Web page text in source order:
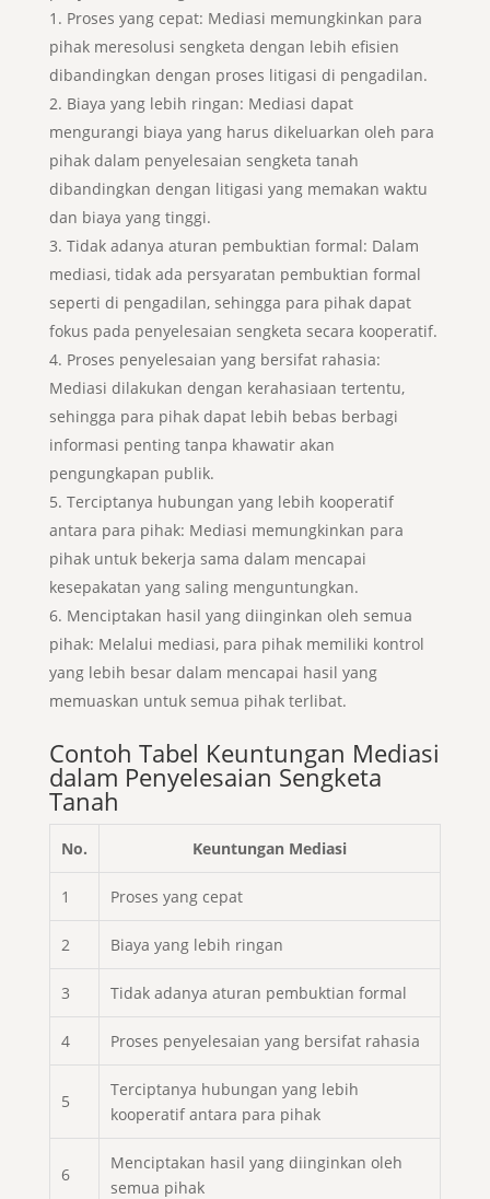
Proses yang cepat: Mediasi memungkinkan para
pihak meresolusi sengketa dengan lebih efisien
dibandingkan dengan proses litigasi di pengadilan.
Biaya yang lebih ringan: Mediasi dapat
mengurangi biaya yang harus dikeluarkan oleh para
pihak dalam penyelesaian sengketa tanah
dibandingkan dengan litigasi yang memakan waktu
dan biaya yang tinggi.
Tidak adanya aturan pembuktian formal: Dalam
mediasi, tidak ada persyaratan pembuktian formal
seperti di pengadilan, sehingga para pihak dapat
fokus pada penyelesaian sengketa secara kooperatif.
Proses penyelesaian yang bersifat rahasia:
Mediasi dilakukan dengan kerahasiaan tertentu,
sehingga para pihak dapat lebih bebas berbagi
informasi penting tanpa khawatir akan
pengungkapan publik.
Terciptanya hubungan yang lebih kooperatif
antara para pihak: Mediasi memungkinkan para
pihak untuk bekerja sama dalam mencapai
kesepakatan yang saling menguntungkan.
Menciptakan hasil yang diinginkan oleh semua
pihak: Melalui mediasi, para pihak memiliki kontrol
yang lebih besar dalam mencapai hasil yang
memuaskan untuk semua pihak terlibat.
Contoh Tabel Keuntungan Mediasi
dalam Penyelesaian Sengketa
Tanah
No. Keuntungan Mediasi
1 Proses yang cepat
2 Biaya yang lebih ringan
3 Tidak adanya aturan pembuktian formal
4 Proses penyelesaian yang bersifat rahasia
5
Terciptanya hubungan yang lebih
kooperatif antara para pihak
6
Menciptakan hasil yang diinginkan oleh
semua pihak